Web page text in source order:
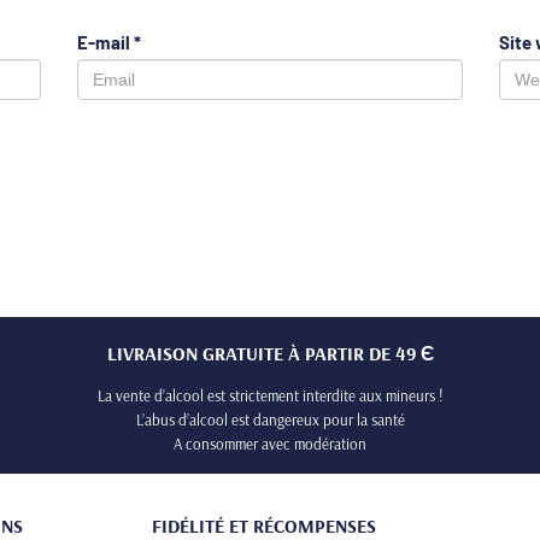
E-mail * Site
LIVRAISON GRATUITE À PARTIR DE 49 Є
La vente d’alcool est strictement interdite aux mineurs !
L’abus d’alcool est dangereux pour la santé
A consommer avec modération
FIDÉLITÉ ET RÉCOMPENSES